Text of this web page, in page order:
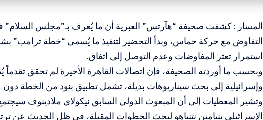
المسار : كشفت صحيفة “هآرتس” العبرية أن ما يُعرف بـ”مجلس السلام”
التفاوض مع حركة حماس، وبدأ التحضير لتنفيذ ما يُسمى “خطة ترامب”
استمرار تعثر المفاوضات وعدم التوصل إلى اتفاق.
وبحسب ما أوردته الصحيفة، فإن اتصالات القاهرة الأخيرة لم تحقق تقدماً
وإسرائيلية إلى بحث سيناريوهات بديلة، تشمل تطبيق بنود من الخطة دون
وتشير المعطيات إلى أن المبعوث الدولي السابق نيكولاي ملادينوف
الإسرائيلي بنيامين نتنياهو لبحث الخطوات المقبلة، في ظل الحديث عن